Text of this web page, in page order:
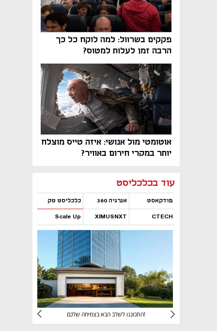
פקקים בשרוול: למה לוקח כל כך
הרבה זמן לעלות למטוס?
אוטומטי מול אנושי: איזה טייס מוצלח
יותר במקרי חירום באוויר?
עוד בכלכליסט
פודקאסט אנרגיה 360 כלכליסט טק
CTECH
XIMUSNXT
Scale Up
נפתח בכרטיסייה חדשה
התכוננו לשלב הבא בצמיחה שלכם!
נפתח בכרטיסייה חדשה